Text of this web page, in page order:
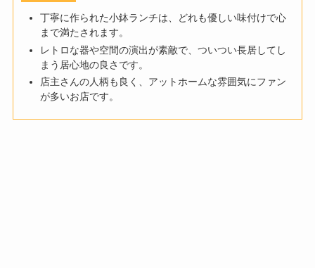
丁寧に作られた小鉢ランチは、どれも優しい味付けで心
まで満たされます。
レトロな器や空間の演出が素敵で、ついつい長居してし
まう居心地の良さです。
店主さんの人柄も良く、アットホームな雰囲気にファン
が多いお店です。